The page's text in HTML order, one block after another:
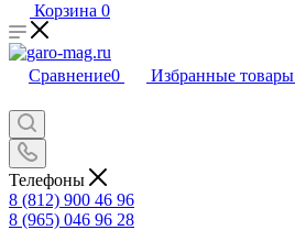
Корзина 0
Сравнение0 Избранные товары
Телефоны
8 (812) 900 46 96
8 (965) 046 96 28